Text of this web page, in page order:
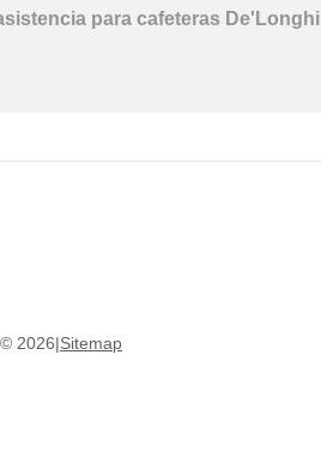
para cafeteras De'Longhi
© 2026|Sitemap